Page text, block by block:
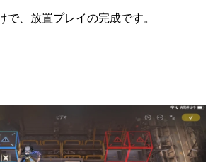
で、放置プレイの完成です。